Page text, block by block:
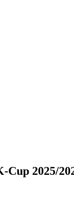
Cup 2025/